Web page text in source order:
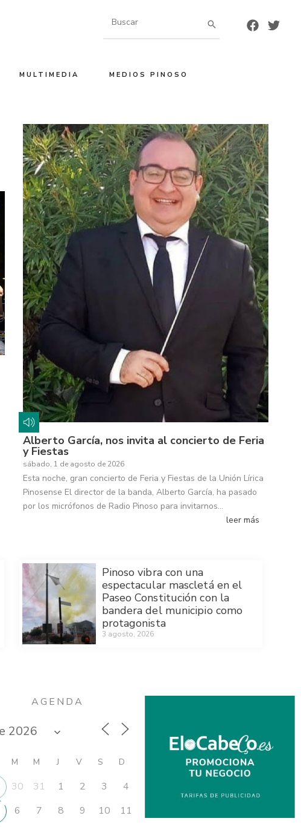
por:
MULTIMEDIA MEDIOS PINOSO
Alberto García, nos invita al concierto de Feria
y Fiestas
sábado, 1 de agosto de 2026
Esta noche, gran concierto de Feria y Fiestas de la Unión Lírica
Pinosense El director de la banda, Alberto García, ha pasado
por los micrófonos de Radio Pinoso para invitarnos…
leer más
Pinoso vibra con una
espectacular mascletá en el
Paseo Constitución con la
bandera del municipio como
protagonista
3 agosto, 2026
AGENDA
M M J V S D
30 31 1 2 3
4
6 7 8 9 10
11